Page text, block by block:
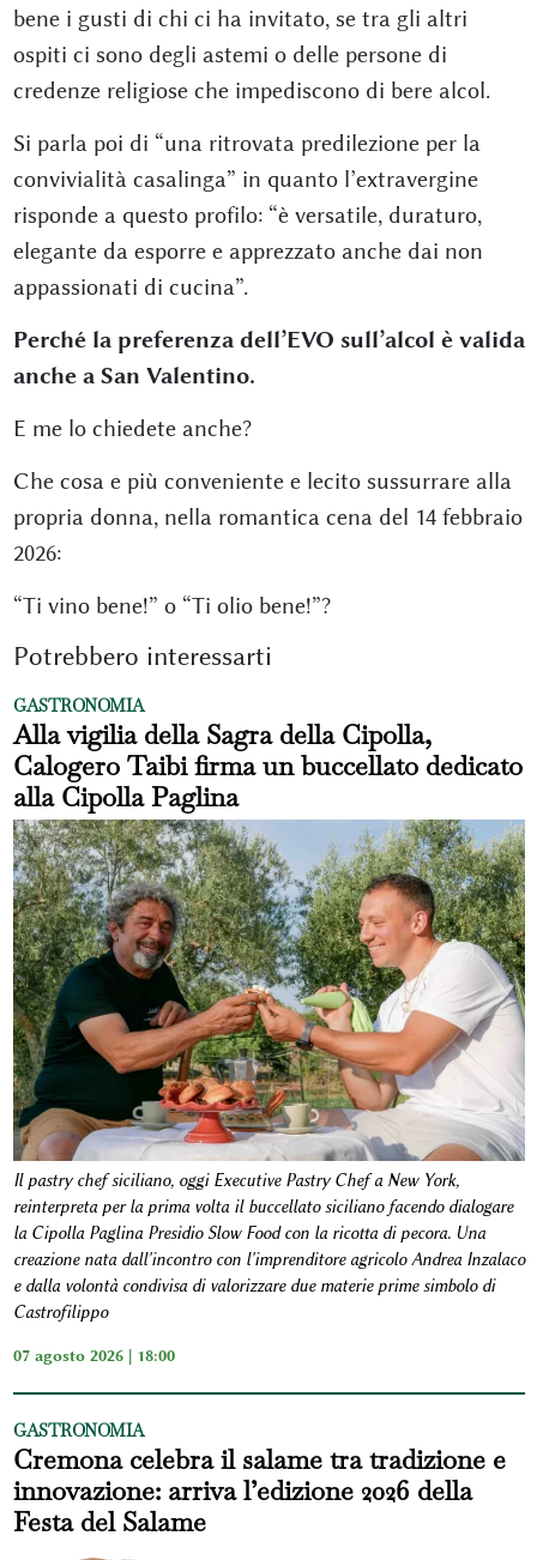
bene i gusti di chi ci ha invitato, se tra gli altri
ospiti ci sono degli astemi o delle persone di
credenze religiose che impediscono di bere alcol.
Si parla poi di “una ritrovata predilezione per la
convivialità casalinga” in quanto l’extravergine
risponde a questo profilo: “è versatile, duraturo,
elegante da esporre e apprezzato anche dai non
appassionati di cucina”.
Perché la preferenza dell’EVO sull’alcol è valida
anche a San Valentino.
E me lo chiedete anche?
Che cosa e più conveniente e lecito sussurrare alla
propria donna, nella romantica cena del 14 febbraio
2026:
“Ti vino bene!” o “Ti olio bene!”?
Potrebbero interessarti
GASTRONOMIA
Alla vigilia della Sagra della Cipolla,
Calogero Taibi firma un buccellato dedicato
alla Cipolla Paglina
Il pastry chef siciliano, oggi Executive Pastry Chef a New York,
reinterpreta per la prima volta il buccellato siciliano facendo dialogare
la Cipolla Paglina Presidio Slow Food con la ricotta di pecora. Una
creazione nata dall'incontro con l'imprenditore agricolo Andrea Inzalaco
e dalla volontà condivisa di valorizzare due materie prime simbolo di
Castrofilippo
07 agosto 2026 | 18:00
GASTRONOMIA
Cremona celebra il salame tra tradizione e
innovazione: arriva l’edizione 2026 della
Festa del Salame